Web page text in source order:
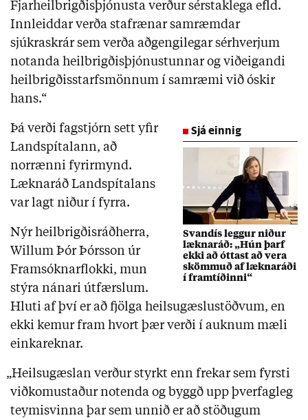
Fjarheilbrigðisþjónusta verður sérstaklega efld.
Innleiddar verða stafrænar samræmdar
sjúkraskrár sem verða aðgengilegar sérhverjum
notanda heilbrigðisþjónustunnar og viðeigandi
heilbrigðisstarfsmönnum í samræmi við óskir
hans.“
Sjá einnig
Svandís leggur niður
læknaráð: „Hún þarf
ekki að óttast að vera
skömmuð af læknaráði
í framtíðinni“
Þá verði fagstjórn sett yfir
Landspítalann, að
norrænni fyrirmynd.
Læknaráð Landspítalans
var lagt niður í fyrra.
Nýr heilbrigðisráðherra,
Willum Þór Þórsson úr
Framsóknarflokki, mun
stýra nánari útfærslum.
Hluti af því er að fjölga heilsugæslustöðvum, en
ekki kemur fram hvort þær verði í auknum mæli
einkareknar.
„Heilsugæslan verður styrkt enn frekar sem fyrsti
viðkomustaður notenda og byggð upp þverfagleg
teymisvinna þar sem unnið er að stöðugum